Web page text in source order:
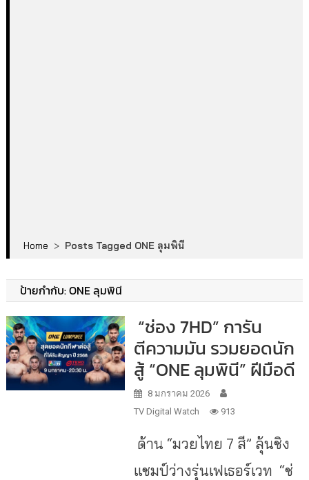
Home > Posts Tagged ONE ลุมพินี
ป้ายกำกับ:ONE ลุมพินี
“ช่อง 7HD” การัน
ตีความมัน รวมยอดนัก
สู้ “ONE ลุมพินี” ฝีมือดี
8 มกราคม 2026
TV Digital Watch
913
ด้าน “มวยไทย 7 สี” ลุ้นชิง
แชมป์ว่างรุ่นเฟเธอร์เวท “ช่